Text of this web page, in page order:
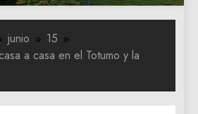
junio
15
a casa en el Totumo y la